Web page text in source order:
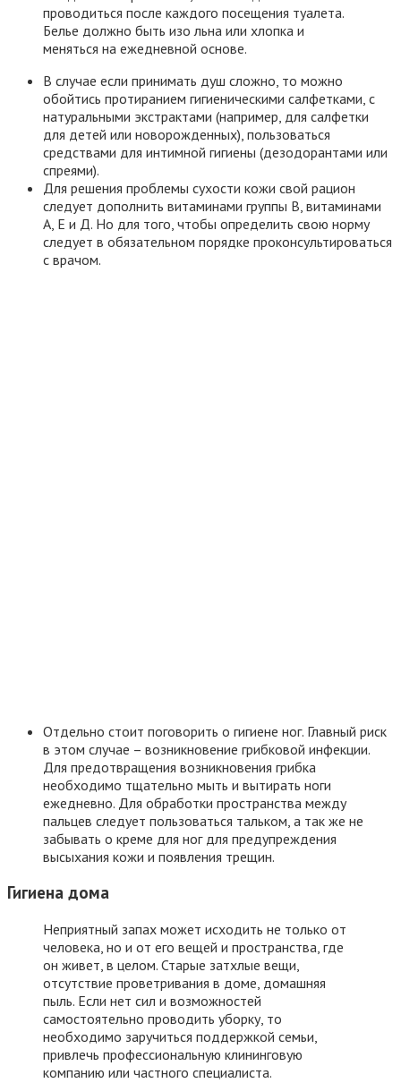
проводиться после каждого посещения туалета.
Белье должно быть изо льна или хлопка и
меняться на ежедневной основе.
В случае если принимать душ сложно, то можно
обойтись протиранием гигиеническими салфетками, с
натуральными экстрактами (например, для салфетки
для детей или новорожденных), пользоваться
средствами для интимной гигиены (дезодорантами или
спреями).
Для решения проблемы сухости кожи свой рацион
следует дополнить витаминами группы В, витаминами
А, Е и Д. Но для того, чтобы определить свою норму
следует в обязательном порядке проконсультироваться
с врачом.
Отдельно стоит поговорить о гигиене ног. Главный риск
в этом случае – возникновение грибковой инфекции.
Для предотвращения возникновения грибка
необходимо тщательно мыть и вытирать ноги
ежедневно. Для обработки пространства между
пальцев следует пользоваться тальком, а так же не
забывать о креме для ног для предупреждения
высыхания кожи и появления трещин.
Гигиена дома
Неприятный запах может исходить не только от
человека, но и от его вещей и пространства, где
он живет, в целом. Старые затхлые вещи,
отсутствие проветривания в доме, домашняя
пыль. Если нет сил и возможностей
самостоятельно проводить уборку, то
необходимо заручиться поддержкой семьи,
привлечь профессиональную клининговую
компанию или частного специалиста.